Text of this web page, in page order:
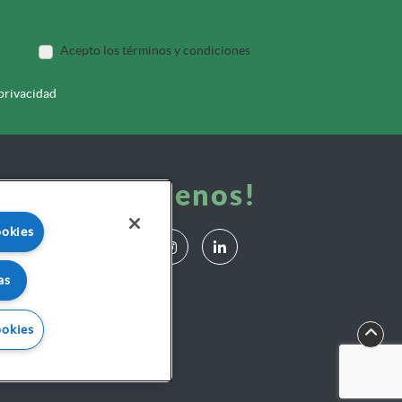
Acepto los términos y condiciones
¡Síguenos!